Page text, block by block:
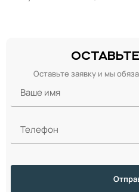
Оставьте заявку и мы